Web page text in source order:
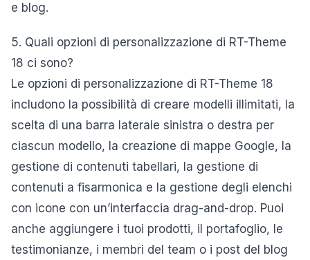
e blog.
5. Quali opzioni di personalizzazione di RT-Theme
18 ci sono?
Le opzioni di personalizzazione di RT-Theme 18
includono la possibilità di creare modelli illimitati, la
scelta di una barra laterale sinistra o destra per
ciascun modello, la creazione di mappe Google, la
gestione di contenuti tabellari, la gestione di
contenuti a fisarmonica e la gestione degli elenchi
con icone con un’interfaccia drag-and-drop. Puoi
anche aggiungere i tuoi prodotti, il portafoglio, le
testimonianze, i membri del team o i post del blog